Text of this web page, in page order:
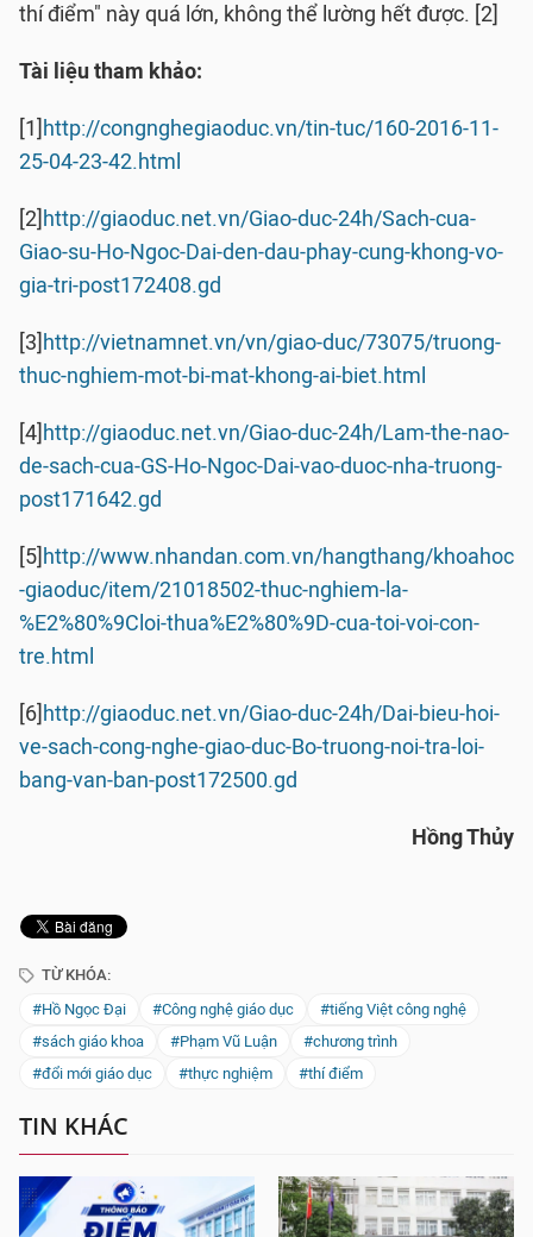
thí điểm" này quá lớn, không thể lường hết được. [2]
Tài liệu tham khảo:
[1] http://congnghegiaoduc.vn/tin-tuc/160-2016-11-
25-04-23-42.html
[2] http://giaoduc.net.vn/Giao-duc-24h/Sach-cua-
Giao-su-Ho-Ngoc-Dai-den-dau-phay-cung-khong-vo-
gia-tri-post172408.gd
[3] http://vietnamnet.vn/vn/giao-duc/73075/truong-
thuc-nghiem-mot-bi-mat-khong-ai-biet.html
[4] http://giaoduc.net.vn/Giao-duc-24h/Lam-the-nao-
de-sach-cua-GS-Ho-Ngoc-Dai-vao-duoc-nha-truong-
post171642.gd
[5] http://www.nhandan.com.vn/hangthang/khoahoc
-giaoduc/item/21018502-thuc-nghiem-la-
%E2%80%9Cloi-thua%E2%80%9D-cua-toi-voi-con-
tre.html
[6] http://giaoduc.net.vn/Giao-duc-24h/Dai-bieu-hoi-
ve-sach-cong-nghe-giao-duc-Bo-truong-noi-tra-loi-
bang-van-ban-post172500.gd
Hồng Thủy
TỪ KHÓA:
#Hồ Ngọc Đại
#Công nghệ giáo dục
#tiếng Việt công nghệ
#sách giáo khoa
#Phạm Vũ Luận
#chương trình
#đổi mới giáo dục
#thực nghiệm #thí điểm
TIN KHÁC